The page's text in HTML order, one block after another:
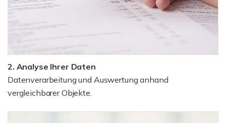
2. Analyse Ihrer Daten
Datenverarbeitung und Auswertung anhand
vergleichbarer Objekte.